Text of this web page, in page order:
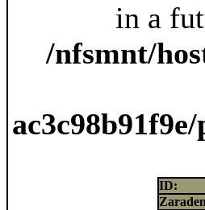
in a
/nfsmnt/
ID: